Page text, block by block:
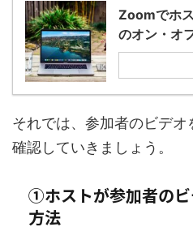
Zoomでホ
のオン・オ
それでは、参加者のビデ
確認していきましょう。
①ホストが参加者の
方法